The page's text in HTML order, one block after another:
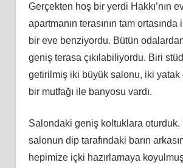
Gerçekten hoş bir yerdi Hakkı’nın
apartmanın terasının tam
bir eve benziyordu. Bütün
geniş terasa çıkılabiliyordu. Biri
getirilmiş iki büyük salonu, iki yatak
bir mutfağı ile banyosu vardı.
Salondaki geniş koltuklara oturduk.
salonun dip tarafındaki barın
hepimize içki hazırlamaya